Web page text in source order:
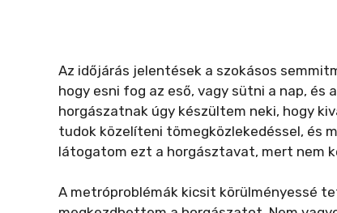
Az időjárás jelentések a szokásos
hogy esni fog az eső, vagy sütni a nap, és
horgászatnak úgy készültem neki, hogy
tudok közelíteni tömegközlekedéssel, és
látogatom ezt a horgásztavat, mert nem
A metróproblémák kicsit körülményessé